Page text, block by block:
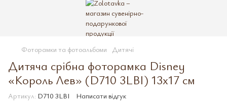
Фоторамки та фотоальбоми Дитячі
Дитяча срібна фоторамка Disney
«Король Лев» (D710 3LBI) 13х17 см
Артикул: D710 3LBI Написати відгук